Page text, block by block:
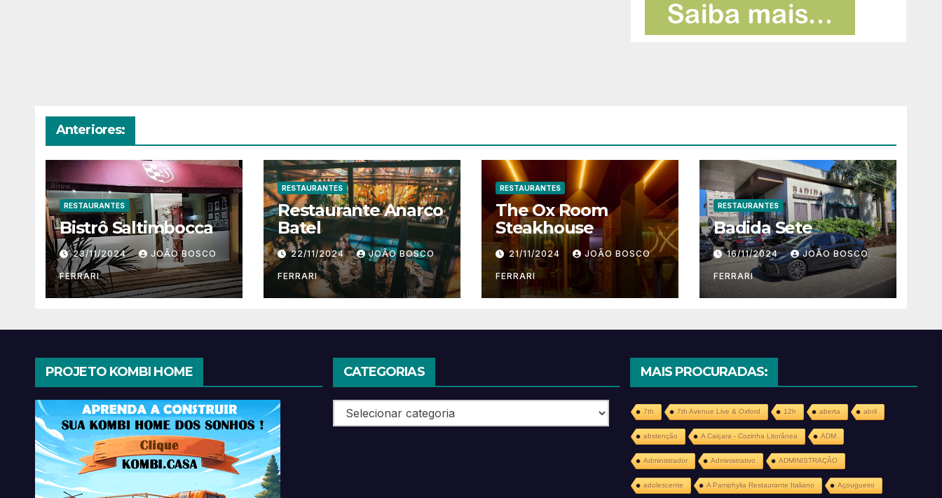
Anteriores:
RESTAURANTES
Bistrô Saltimbocca
23/11/2024 JOÃO BOSCO
FERRARI
RESTAURANTES
Restaurante Anarco
Batel
22/11/2024 JOÃO BOSCO
FERRARI
RESTAURANTES
The Ox Room
Steakhouse
21/11/2024 JOÃO BOSCO
FERRARI
RESTAURANTES
Badida Sete
16/11/2024 JOÃO BOSCO
FERRARI
PROJETO KOMBI HOME CATEGORIAS
Categorias
MAIS PROCURADAS:
7th 7th Avenue Live & Oxford 12h aberta abril
abstenção A Caiçara - Cozinha Litorânea ADM
Administrador Administrativo ADMINISTRAÇÃO
adolescente A Pamphylia Restaurante Italiano Açougueiro